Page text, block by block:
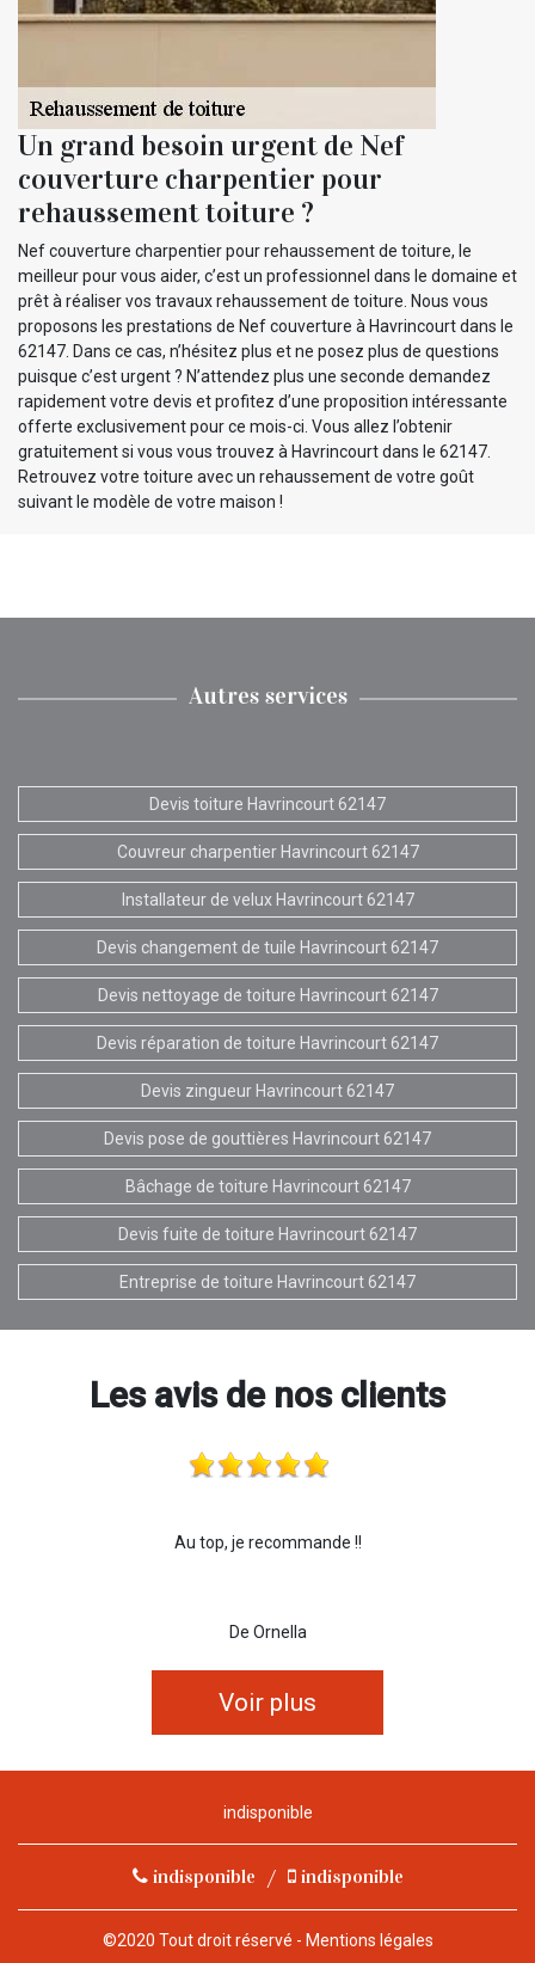
Un grand besoin urgent de Nef
couverture charpentier pour
rehaussement toiture ?
Nef couverture charpentier pour rehaussement de toiture, le
meilleur pour vous aider, c’est un professionnel dans le domaine et
prêt à réaliser vos travaux rehaussement de toiture. Nous vous
proposons les prestations de Nef couverture à Havrincourt dans le
62147. Dans ce cas, n’hésitez plus et ne posez plus de questions
puisque c’est urgent ? N’attendez plus une seconde demandez
rapidement votre devis et profitez d’une proposition intéressante
offerte exclusivement pour ce mois-ci. Vous allez l’obtenir
gratuitement si vous vous trouvez à Havrincourt dans le 62147.
Retrouvez votre toiture avec un rehaussement de votre goût
suivant le modèle de votre maison !
Autres services
Devis toiture Havrincourt 62147
Couvreur charpentier Havrincourt 62147
Installateur de velux Havrincourt 62147
Devis changement de tuile Havrincourt 62147
Devis nettoyage de toiture Havrincourt 62147
Devis réparation de toiture Havrincourt 62147
Devis zingueur Havrincourt 62147
Devis pose de gouttières Havrincourt 62147
Bâchage de toiture Havrincourt 62147
Devis fuite de toiture Havrincourt 62147
Entreprise de toiture Havrincourt 62147
Les avis de nos clients
Au top, je recommande !!
De Ornella
Voir plus
indisponible
indisponible / indisponible
©2020 Tout droit réservé - Mentions légales